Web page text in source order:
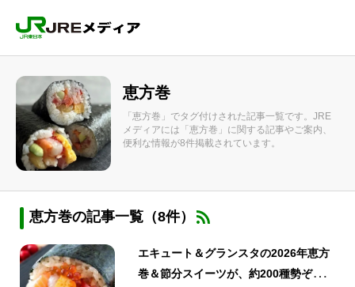
恵方巻
「恵方巻」でタグ付けされた記事一覧です。JRE
メディアには「恵方巻」に関する記事やご案内、
便利な情報が8件掲載されています。
恵方巻の記事一覧（8件）
エキュート＆グランスタの2026年恵方
巻＆節分スイーツが、約200種勢ぞろ